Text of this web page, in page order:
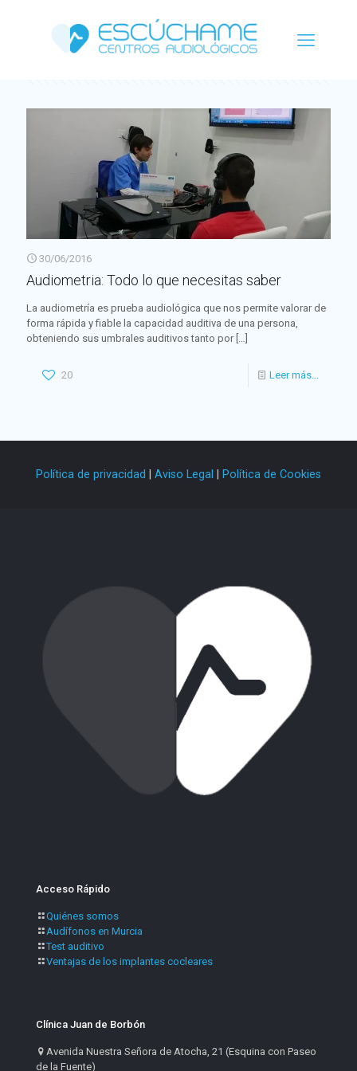
30/06/2016
Audiometria: Todo lo que necesitas saber
La audiometría es prueba audiológica que nos permite valorar de
forma rápida y fiable la capacidad auditiva de una persona,
obteniendo sus umbrales auditivos tanto por[…]
20 Leer más...
Política de privacidad | Aviso Legal | Política de Cookies
Acceso Rápido
Quiénes somos
Audífonos en Murcia
Test auditivo
Ventajas de los implantes cocleares
Clínica Juan de Borbón
Avenida Nuestra Señora de Atocha, 21 (Esquina con Paseo
de la Fuente)